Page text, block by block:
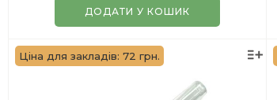
ДОДАТИ У КОШИК
Ціна для закладів: 72 грн.